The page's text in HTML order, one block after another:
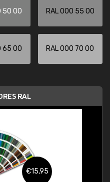
50 00 RAL 000 55 00
65 00 RAL 000 70 00
RAL
€15,95